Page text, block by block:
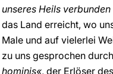
unseres Heils
das Land erreicht, wo
Male und auf vielerlei
zu uns gesprochen
hominis«, der Erlöser